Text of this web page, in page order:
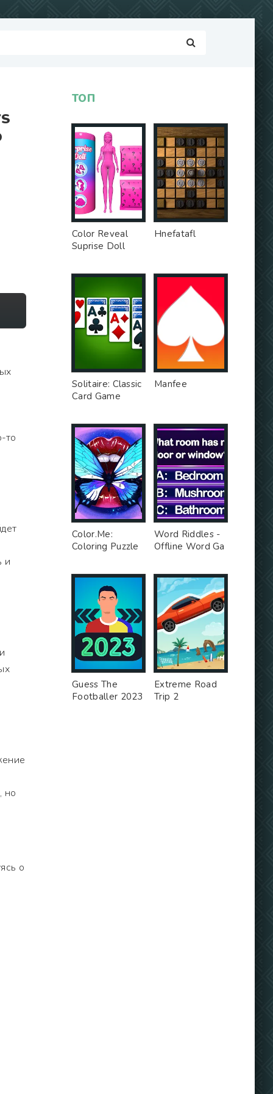
то
и
но
о
ТОП
Color Reveal
Suprise Doll
Hnefatafl
Solitaire: Classic
Card Game
Manfee
Color.Me:
Coloring Puzzle
Word Riddles -
Offline Word Ga
Guess The
Footballer 2023
Extreme Road
Trip 2